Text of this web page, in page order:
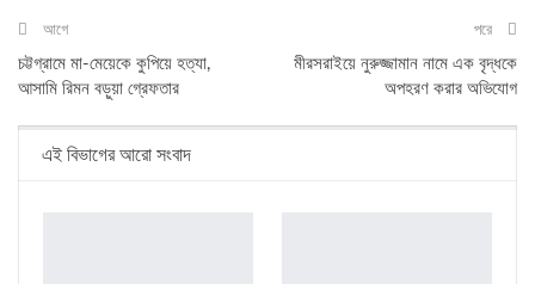
আগে
চট্টগ্রামে মা-মেয়েকে কুপিয়ে হত্যা,
আসামি রিমন বড়ুয়া গ্রেফতার
পরে
মীরসরাইয়ে নুরুজ্জামান নামে এক বৃদ্ধকে
অপহরণ করার অভিযোগ
এই বিভাগের আরো সংবাদ